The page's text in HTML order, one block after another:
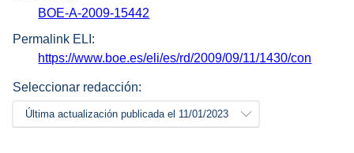
BOE-A-2009-15442
Permalink ELI:
https://www.boe.es/eli/es/rd/2009/09/11/1430/con
Seleccionar redacción:
Última actualización publicada el 11/01/2023